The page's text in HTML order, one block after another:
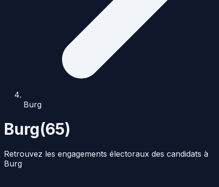
Burg
Burg(65)
Retrouvez les engagements électoraux des candidats à
Burg